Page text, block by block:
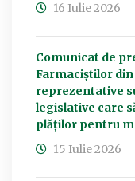
16 Iulie 2026
Comunicat de
Farmaciștilor din
reprezentative
legislative care
plăților pentru
15 Iulie 2026